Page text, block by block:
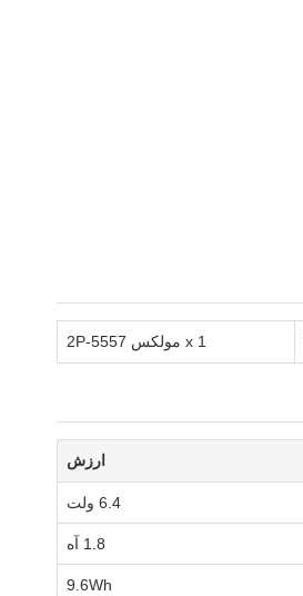
1 x مولکس 5557-2P
ارزش
6.4 ولت
1.8 آه
9.6Wh